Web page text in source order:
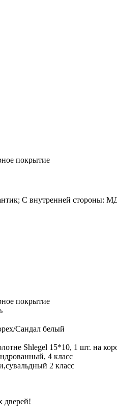
покрытие
С внутренней стороны:
покрытие
Сандал белый
Shlegel 15*10, 1 шт. на
4 класс
2 класс
дверей!